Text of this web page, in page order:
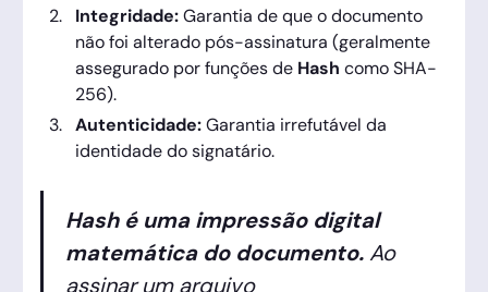
Integridade:Garantia de que o documento
não foi alterado pós-assinatura (geralmente
assegurado por funções de Hash como SHA-
256).
Autenticidade:Garantia irrefutável da
identidade do signatário.
Hash é uma impressão digital
matemática do documento.Ao
assinar um arquivo